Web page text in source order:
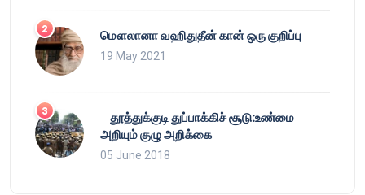
மௌலானா வஹிதுதீன் கான் ஒரு குறிப்பு
19 May 2021
தூத்துக்குடி துப்பாக்கிச் சூடு:உண்மை
அறியும் குழு அறிக்கை
05 June 2018